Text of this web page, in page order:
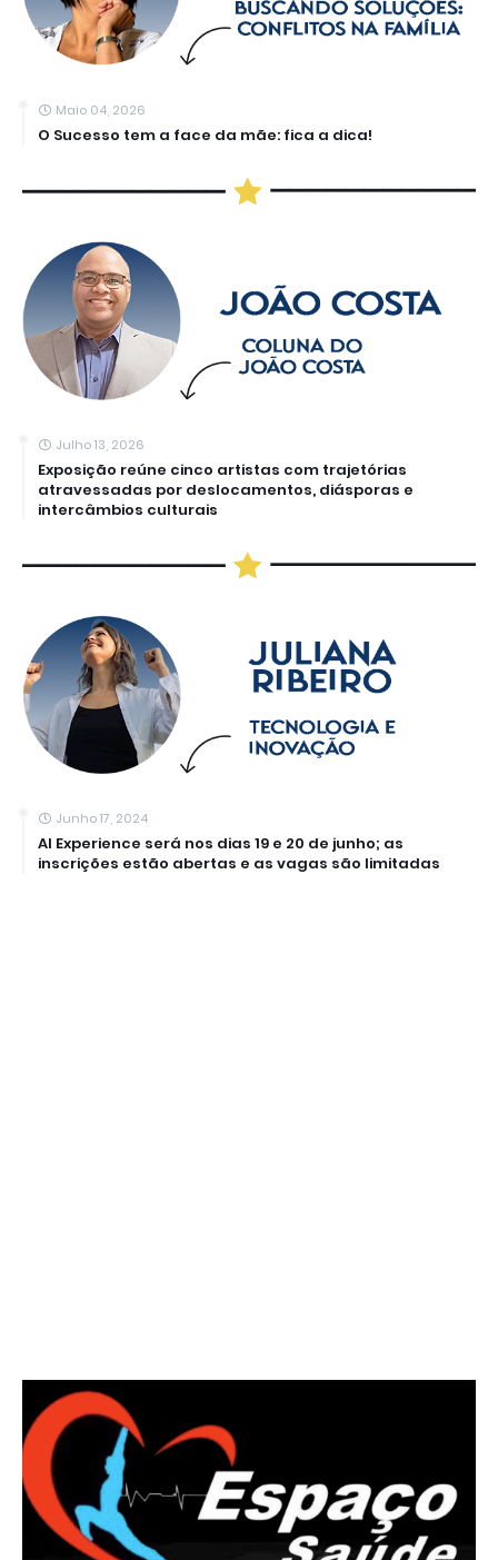
Maio 04, 2026
O Sucesso tem a face da mãe: fica a dica!
Julho 13, 2026
Exposição reúne cinco artistas com trajetórias
atravessadas por deslocamentos, diásporas e
intercâmbios culturais
Junho 17, 2024
AI Experience será nos dias 19 e 20 de junho; as
inscrições estão abertas e as vagas são limitadas